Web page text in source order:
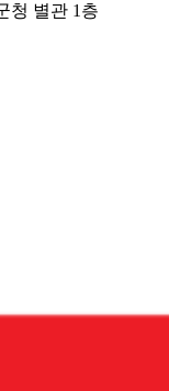
청 별관 1층